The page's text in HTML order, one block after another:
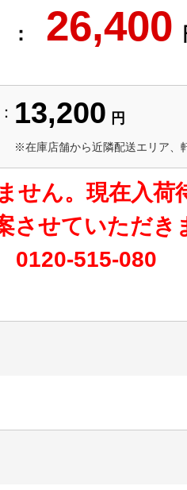
： 26,400
13,200 円
※在庫店舗から近隣配送エリア、
せん。現在入荷
させていただき
0120-515-080